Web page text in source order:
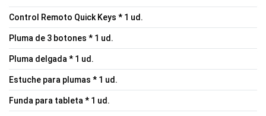
Control Remoto Quick Keys * 1 ud.
Pluma de 3 botones * 1 ud.
Pluma delgada * 1 ud.
Estuche para plumas * 1 ud.
Funda para tableta * 1 ud.